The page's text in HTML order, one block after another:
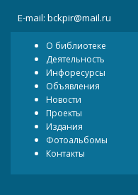
E-mail: bckpir@mail.ru
О библиотеке
Деятельность
Инфоресурсы
Объявления
Новости
Проекты
Издания
Фотоальбомы
Контакты